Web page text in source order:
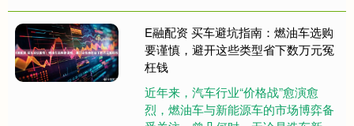
公布了针对数字服务税的审查报告....
E融配资 买车避坑指南：燃油车选购
要谨慎，避开这些类型省下数万元冤
枉钱
近年来，汽车行业“价格战”愈演愈
烈，燃油车与新能源车的市场博弈备